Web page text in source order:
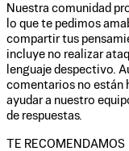
Nuestra comunidad
lo que te pedimos
compartir tus
incluye no realizar
lenguaje despectivo.
comentarios no están
ayudar a nuestro
de respuestas.
TE RECOMENDAMOS